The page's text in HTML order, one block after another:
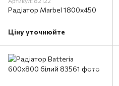
Радіатор Marbel 1800x450
Ціну уточнюйте